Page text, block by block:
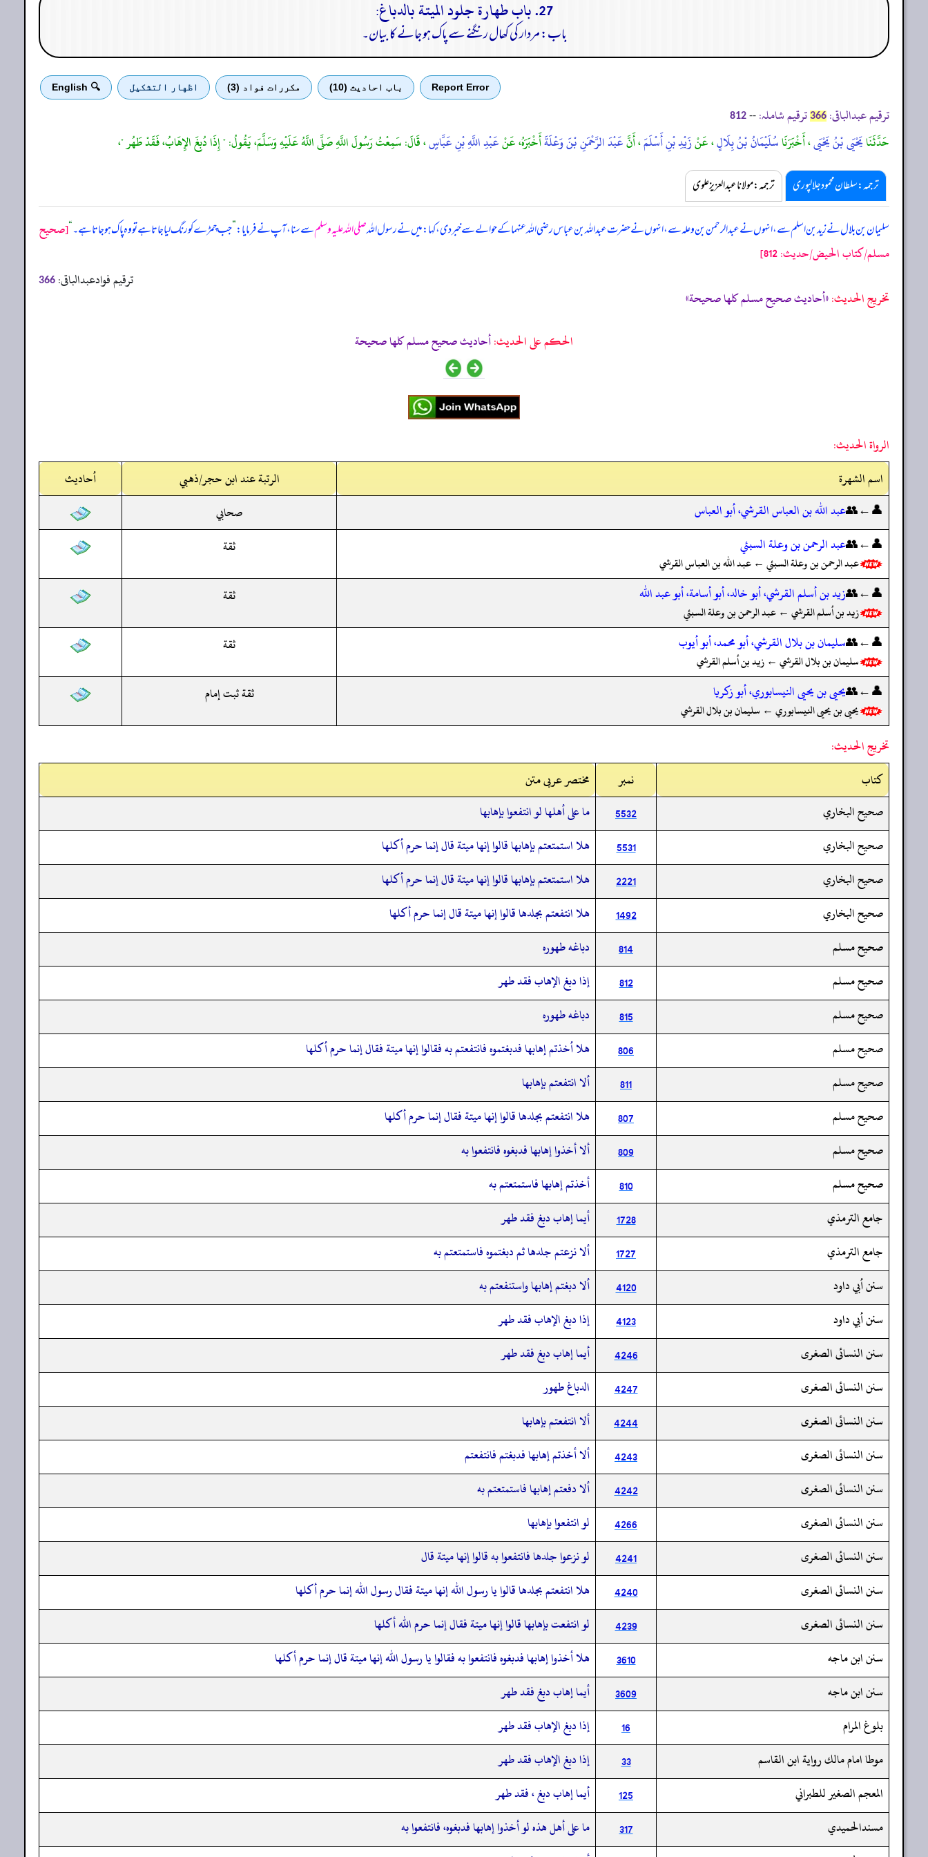
27. باب طهارة جلود الميتة بالدباغ:
باب: مردار کی کھال رنگنے سے پاک ہو جانے کا بیان۔
Report Error باب احادیث (10) مكررات فواد (3) اظهار التشكيل 🔍 English
ترقیم عبدالباقی: 366 ترقیم شاملہ: --
812
حَدَّثَنَايَحْيَى بْنُ يَحْيَى، أَخْبَرَنَاسُلَيْمَانُ بْنُ بِلَالٍ، عَنْزَيْدِ بْنِ أَسْلَمَ، أَنَّعَبْدَ الرَّحْمَنِ بْنَ وَعْلَةَأَخْبَرَهُ، عَنْعَبْدِ اللَّهِ بْنِ عَبَّاسٍ، قَالَ: سَمِعْتُ رَسُولَ اللَّهِ صَلَّى اللَّهُ عَلَيْهِ وَسَلَّمَ، يَقُولُ: " إِذَا دُبِغَ الإِهَابُ، فَقَدْ طَهُر "،
ترجمہ:سلطان محمود جلالپوری ترجمہ:مولانا عبدالعزیز علوی
سلیمان بن بلال نے زید بن اسلم سے، انہوں نے عبدالرحمن بن وعلہ سے، انہوں نے حضرت عبداللہ بن عباس رضی اللہ عنہما کے حوالے سے خبر دی، کہا: میں نے رسول اللہصلی اللہ علیہ وسلمسے سنا، آپ نے فرمایا:”جب چمڑے کو رنگ لیا جاتا ہے تو وہ پاک ہو جاتا ہے۔“[صحيح
مسلم/كتاب الحيض/حدیث: 812]
ترقیم فوادعبدالباقی: 366
تخریج الحدیث:«أحاديث صحيح مسلم كلها صحيحة»
الحكم على الحديث:أحاديث صحيح مسلم كلها صحيحة
الرواة الحديث:
اسم الشهرة
الرتبة عند ابن حجر/ذهبي
أحاديث
👤←👥عبد الله بن العباس القرشي، أبو العباس
صحابي
👤←👥عبد الرحمن بن وعلة السبئي
عبد الرحمن بن وعلة السبئي ← عبد الله بن العباس القرشي
ثقة
👤←👥زيد بن أسلم القرشي، أبو خالد، أبو أسامة، أبو عبد الله
زيد بن أسلم القرشي ← عبد الرحمن بن وعلة السبئي
ثقة
👤←👥سليمان بن بلال القرشي، أبو محمد، أبو أيوب
سليمان بن بلال القرشي ← زيد بن أسلم القرشي
ثقة
👤←👥يحيى بن يحيى النيسابوري، أبو زكريا
يحيى بن يحيى النيسابوري ← سليمان بن بلال القرشي
ثقة ثبت إمام
تخريج الحديث:
کتاب
نمبر
مختصر عربی متن
صحيح البخاري
5532
ما على أهلها لو انتفعوا بإهابها
صحيح البخاري
5531
هلا استمتعتم بإهابها قالوا إنها ميتة قال إنما حرم أكلها
صحيح البخاري
2221
هلا استمتعتم بإهابها قالوا إنها ميتة قال إنما حرم أكلها
صحيح البخاري
1492
هلا انتفعتم بجلدها قالوا إنها ميتة قال إنما حرم أكلها
صحيح مسلم
814
دباغه طهوره
صحيح مسلم
812
إذا دبغ الإهاب فقد طهر
صحيح مسلم
815
دباغه طهوره
صحيح مسلم
806
هلا أخذتم إهابها فدبغتموه فانتفعتم به فقالوا إنها ميتة فقال إنما حرم أكلها
صحيح مسلم
811
ألا انتفعتم بإهابها
صحيح مسلم
807
هلا انتفعتم بجلدها قالوا إنها ميتة فقال إنما حرم أكلها
صحيح مسلم
809
ألا أخذوا إهابها فدبغوه فانتفعوا به
صحيح مسلم
810
أخذتم إهابها فاستمتعتم به
جامع الترمذي
1728
أيما إهاب دبغ فقد طهر
جامع الترمذي
1727
ألا نزعتم جلدها ثم دبغتموه فاستمتعتم به
سنن أبي داود
4120
ألا دبغتم إهابها واستنفعتم به
سنن أبي داود
4123
إذا دبغ الإهاب فقد طهر
سنن النسائى الصغرى
4246
أيما إهاب دبغ فقد طهر
سنن النسائى الصغرى
4247
الدباغ طهور
سنن النسائى الصغرى
4244
ألا انتفعتم بإهابها
سنن النسائى الصغرى
4243
ألا أخذتم إهابها فدبغتم فانتفعتم
سنن النسائى الصغرى
4242
ألا دفعتم إهابها فاستمتعتم به
سنن النسائى الصغرى
4266
لو انتفعوا بإهابها
سنن النسائى الصغرى
4241
لو نزعوا جلدها فانتفعوا به قالوا إنها ميتة قال
سنن النسائى الصغرى
4240
هلا انتفعتم بجلدها قالوا يا رسول الله إنها ميتة فقال رسول الله إنما حرم أكلها
سنن النسائى الصغرى
4239
لو انتفعت بإهابها قالوا إنها ميتة فقال إنما حرم الله أكلها
سنن ابن ماجه
3610
هلا أخذوا إهابها فدبغوه فانتفعوا به فقالوا يا رسول الله إنها ميتة قال إنما حرم أكلها
سنن ابن ماجه
3609
أيما إهاب دبغ فقد طهر
بلوغ المرام
16
‏‏‏‏إذا دبغ الإهاب فقد طهر
موطا امام مالك رواية ابن القاسم
33
إذا دبغ الإهاب فقد طهر
المعجم الصغير للطبراني
125
أيما إهاب دبغ ، فقد طهر
مسندالحميدي
317
ما على أهل هذه لو أخذوا إهابها فدبغوه، فانتفعوا به